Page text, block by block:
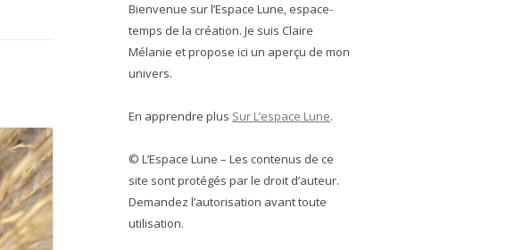
Bienvenue sur l’Espace Lune, espace-
temps de la création. Je suis Claire
Mélanie et propose ici un aperçu de mon
univers.
En apprendre plus Sur L’espace Lune.
© L’Espace Lune – Les contenus de ce
site sont protégés par le droit d’auteur.
Demandez l’autorisation avant toute
utilisation.